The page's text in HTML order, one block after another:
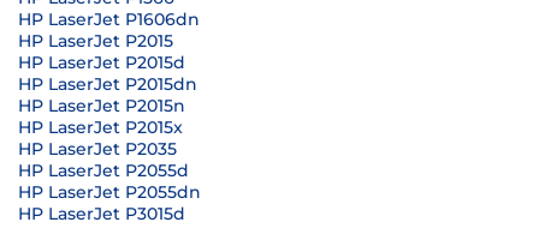
HP LaserJet P1606dn
HP LaserJet P2015
HP LaserJet P2015d
HP LaserJet P2015dn
HP LaserJet P2015n
HP LaserJet P2015x
HP LaserJet P2035
HP LaserJet P2055d
HP LaserJet P2055dn
HP LaserJet P3015d